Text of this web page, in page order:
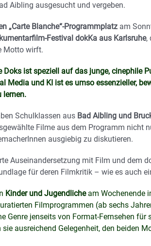
Aibling ausgesucht und vergeben.
„Carte Blanche“-Programmplatz am
Festival dokKa aus Karlsruhe,
Motto wirft.
Doks ist speziell auf das junge, cinephile
Media und KI ist es umso essenzieller,
lernen.
Schulklassen aus Bad Aibling und
Filme aus dem Programm nicht
ausgiebig zu diskutieren.
Auseinandersetzung mit Film und dem
für deren Filmkritik – wie es auch
Kinder und Jugendlicheam Wochenende
Filmprogrammen (ab sechs
Genre jenseits von Format-Fernsehen für
ausreichend Gelegenheit, den beiden